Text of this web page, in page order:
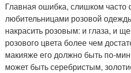
Главная ошибка, слишком
любительницами розовой
накрасить розовым: и глаза, и
розового цвета более чем
макияже его должно быть по-
может быть серебристым,